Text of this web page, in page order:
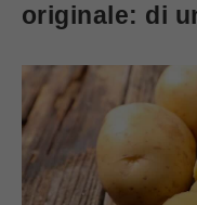
originale: di